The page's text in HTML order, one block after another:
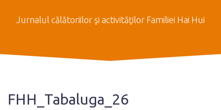
Jurnalul călătoriilor şi activităţilor Familiei Hai Hui
FHH_Tabaluga_26